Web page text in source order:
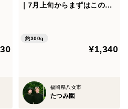
｜7月上旬からまずはこの一
約300g
¥1,340
福岡県八女市
たつみ園